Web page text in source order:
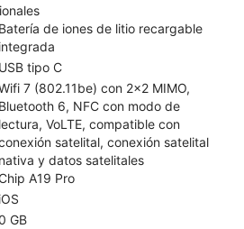
Batería de iones de litio recargable
integrada
USB tipo C
7 (802.11be) con 2x2 MIMO,
Bluetooth 6, NFC con modo de
lectura, VoLTE, compatible con
satelital, conexión satelital
nativa y datos satelitales
Chip A19 Pro
iOS
GB